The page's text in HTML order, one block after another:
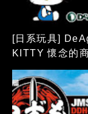
[日系玩具]
KITTY 懷念的